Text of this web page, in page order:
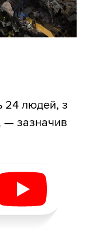
24 людей, з
— зазначив